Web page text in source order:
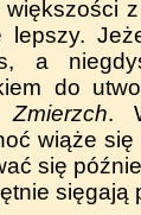
większości
lepszy.
a
do
Zmierzch.
wiąże
się
sięgają